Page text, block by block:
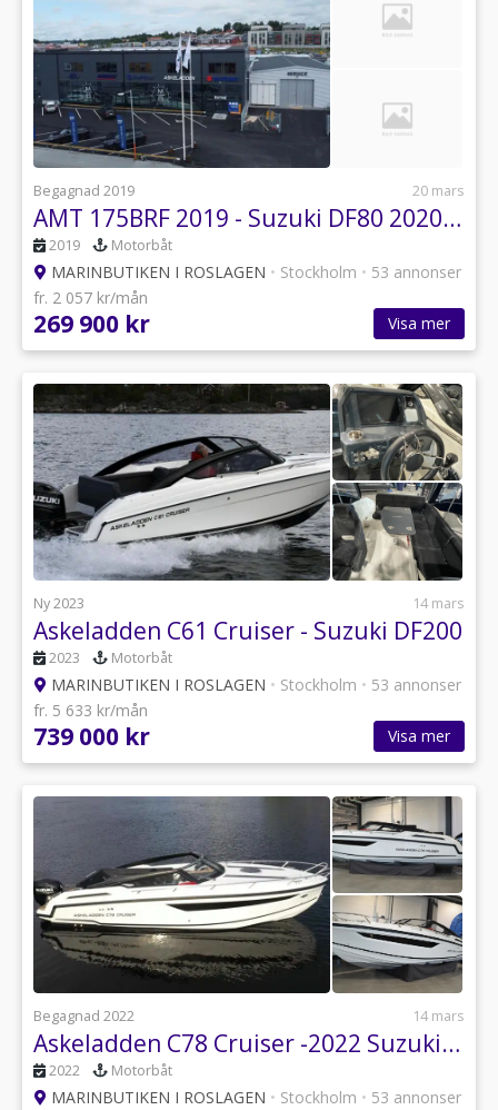
Begagnad 2019 20 mars
AMT 175BRF 2019 - Suzuki DF80 2020 INKOMMANDE
2019 Motorbåt
MARINBUTIKEN I ROSLAGEN • Stockholm • 53 annonser
fr. 2 057 kr/mån
269 900 kr Visa mer
Ny 2023 14 mars
Askeladden C61 Cruiser - Suzuki DF200
2023 Motorbåt
MARINBUTIKEN I ROSLAGEN • Stockholm • 53 annonser
fr. 5 633 kr/mån
739 000 kr Visa mer
Begagnad 2022 14 mars
Askeladden C78 Cruiser -2022 Suzuki DF 350 ATX INKOMMANDE
2022 Motorbåt
MARINBUTIKEN I ROSLAGEN • Stockholm • 53 annonser